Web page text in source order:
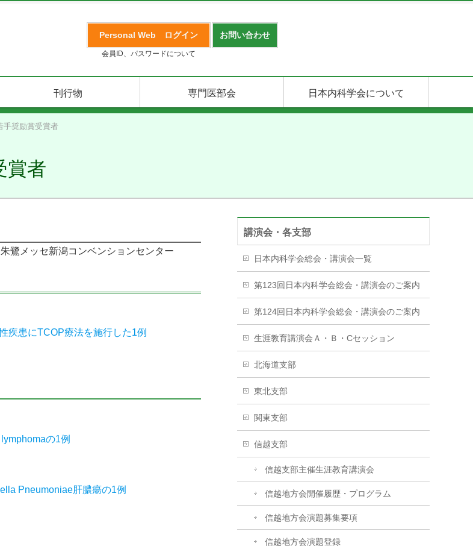
お問い合わせ
Personal Web ログイン
会員ID、パスワードについて
刊行物 専門医部会 日本内科学会について
手奨励賞受賞者
賞者
ッセ新潟コンベンションセンター
疾患にTCOP療法を施行した1例
の1例
Pneumoniae肝膿瘍の1例
講演会・各支部
日本内科学会総会・講演会一覧
第123回日本内科学会総会・講演会のご案内
第124回日本内科学会総会・講演会のご案内
生涯教育講演会Ａ・Ｂ・Cセッション
北海道支部
東北支部
関東支部
信越支部
信越支部主催生涯教育講演会
信越地方会開催履歴・プログラム
信越地方会演題募集要項
信越地方会演題登録